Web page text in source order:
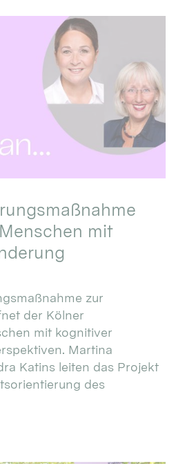
mit
zur
der Kölner
mit kognitiver
Martina
Katins leiten das Projekt
des